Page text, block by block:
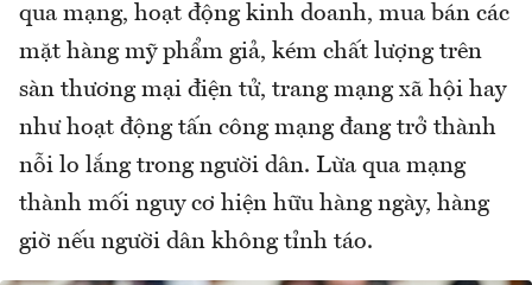
qua mạng, hoạt động kinh doanh, mua bán các
mặt hàng mỹ phẩm giả, kém chất lượng trên
sàn thương mại điện tử, trang mạng xã hội hay
như hoạt động tấn công mạng đang trở thành
nỗi lo lắng trong người dân. Lừa qua mạng
thành mối nguy cơ hiện hữu hàng ngày, hàng
giờ nếu người dân không tỉnh táo.